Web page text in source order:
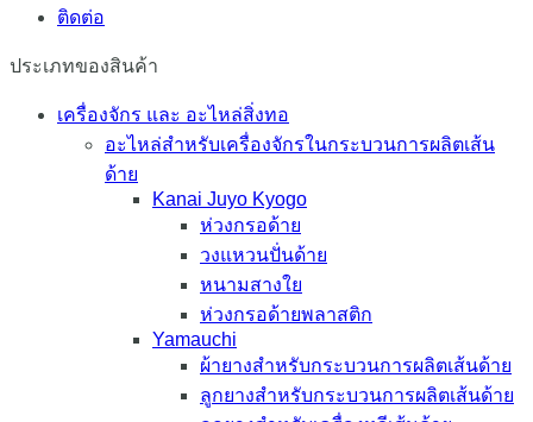
ติดต่อ
ประเภทของสินค้า
เครื่องจักร และ อะไหล่สิ่งทอ
อะไหล่สำหรับเครื่องจักรในกระบวนการผลิตเส้น
ด้าย
Kanai Juyo Kyogo
ห่วงกรอด้าย
วงแหวนปั่นด้าย
หนามสางใย
ห่วงกรอด้ายพลาสติก
Yamauchi
ผ้ายางสำหรับกระบวนการผลิตเส้นด้าย
ลูกยางสำหรับกระบวนการผลิตเส้นด้าย